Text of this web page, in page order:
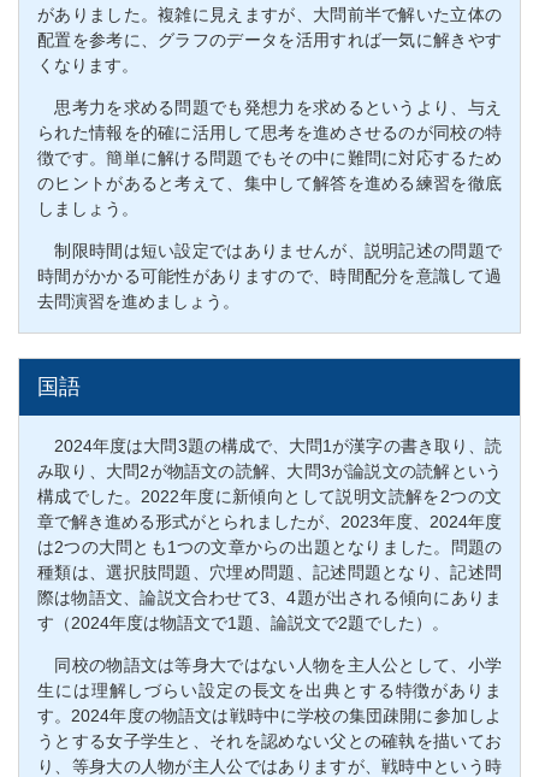
がありました。複雑に見えますが、大問前半で解いた立体の
配置を参考に、グラフのデータを活用すれば一気に解きやす
くなります。
思考力を求める問題でも発想力を求めるというより、与え
られた情報を的確に活用して思考を進めさせるのが同校の特
徴です。簡単に解ける問題でもその中に難問に対応するため
のヒントがあると考えて、集中して解答を進める練習を徹底
しましょう。
制限時間は短い設定ではありませんが、説明記述の問題で
時間がかかる可能性がありますので、時間配分を意識して過
去問演習を進めましょう。
国語
2024年度は大問3題の構成で、大問1が漢字の書き取り、読
み取り、大問2が物語文の読解、大問3が論説文の読解という
構成でした。2022年度に新傾向として説明文読解を2つの文
章で解き進める形式がとられましたが、2023年度、2024年度
は2つの大問とも1つの文章からの出題となりました。問題の
種類は、選択肢問題、穴埋め問題、記述問題となり、記述問
際は物語文、論説文合わせて3、4題が出される傾向にありま
す（2024年度は物語文で1題、論説文で2題でした）。
同校の物語文は等身大ではない人物を主人公として、小学
生には理解しづらい設定の長文を出典とする特徴がありま
す。2024年度の物語文は戦時中に学校の集団疎開に参加しよ
うとする女子学生と、それを認めない父との確執を描いてお
り、等身大の人物が主人公ではありますが、戦時中という時